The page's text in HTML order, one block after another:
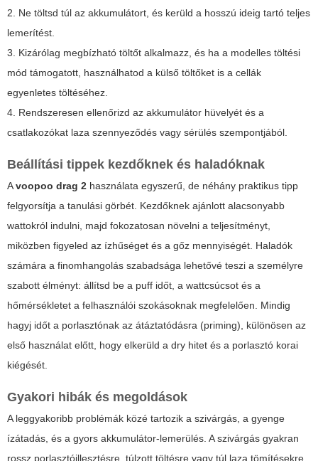
2. Ne töltsd túl az akkumulátort, és kerüld a hosszú ideig tartó teljes
lemerítést.
3. Kizárólag megbízható töltőt alkalmazz, és ha a modelles töltési
mód támogatott, használhatod a külső töltőket is a cellák
egyenletes töltéséhez.
4. Rendszeresen ellenőrizd az akkumulátor hüvelyét és a
csatlakozókat laza szennyeződés vagy sérülés szempontjából.
Beállítási tippek kezdőknek és haladóknak
Avoopoo drag 2 használata egyszerű, de néhány praktikus tipp
felgyorsítja a tanulási görbét. Kezdőknek ajánlott alacsonyabb
wattokról indulni, majd fokozatosan növelni a teljesítményt,
miközben figyeled az ízhűséget és a gőz mennyiségét. Haladók
számára a finomhangolás szabadsága lehetővé teszi a személyre
szabott élményt: állítsd be a puff időt, a wattcsúcsot és a
hőmérsékletet a felhasználói szokásoknak megfelelően. Mindig
hagyj időt a porlasztónak az átáztatódásra (priming), különösen az
első használat előtt, hogy elkerüld a dry hitet és a porlasztó korai
kiégését.
Gyakori hibák és megoldások
A leggyakoribb problémák közé tartozik a szivárgás, a gyenge
ízátadás, és a gyors akkumulátor-lemerülés. A szivárgás gyakran
rossz porlasztóillesztésre, túlzott töltésre vagy túl laza tömítésekre